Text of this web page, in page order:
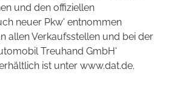
und den offiziellen
neuer Pkw' entnommen
allen Verkaufsstellen und bei der
Treuhand GmbH'
ist unter www.dat.de.